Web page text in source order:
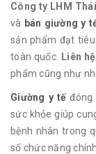
Công ty LHM
và bán giường y
sản phẩm đạt
toàn quốc.
Liên
phẩm cũng như
Giường y tế đóng
sức khỏe giúp
bệnh nhân trong
số chức năng